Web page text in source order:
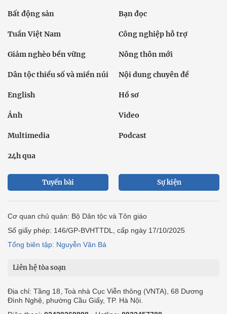
Bất động sản Bạn đọc
Tuần Việt Nam Công nghiệp hỗ trợ
Giảm nghèo bền vững Nông thôn mới
Dân tộc thiểu số và miền núi Nội dung chuyên đề
English Hồ sơ
Ảnh Video
Multimedia Podcast
24h qua
Tuyến bài Sự kiện
Cơ quan chủ quản: Bộ Dân tộc và Tôn giáo
Số giấy phép: 146/GP-BVHTTDL, cấp ngày 17/10/2025
Tổng biên tập: Nguyễn Văn Bá
Liên hệ tòa soạn
Địa chỉ: Tầng 18, Toà nhà Cục Viễn thông (VNTA), 68 Dương
Đình Nghệ, phường Cầu Giấy, TP. Hà Nội.